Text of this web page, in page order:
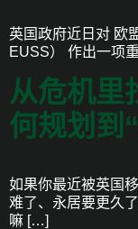
英国政府近日对 欧
EUSS） 作出一项
从危机里
何规划到
如果你最近被英国
难了、永居要更久
嘛 […]